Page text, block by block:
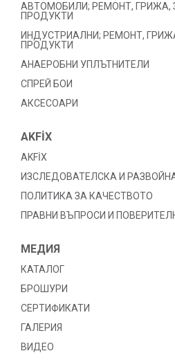
АВТОМОБИЛИ; РЕМОНТ, ГРИЖА,
ПРОДУКТИ
ИНДУСТРИАЛНИ; РЕМОНТ,
ПРОДУКТИ
АНАЕРОБНИ УПЛЪТНИТЕЛИ
СПРЕЙ БОИ
АКСЕСОАРИ
AKFİX
AKFİX
ИЗСЛЕДОВАТЕЛСКА И
ПОЛИТИКА ЗА КАЧЕСТВОТО
ПРАВНИ ВЪПРОСИ И
МЕДИЯ
КАТАЛОГ
БРОШУРИ
СЕРТИФИКАТИ
ГАЛЕРИЯ
ВИДЕО